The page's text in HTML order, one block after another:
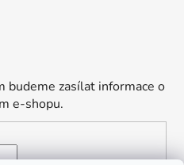
budeme zasílat informace o
e-shopu.